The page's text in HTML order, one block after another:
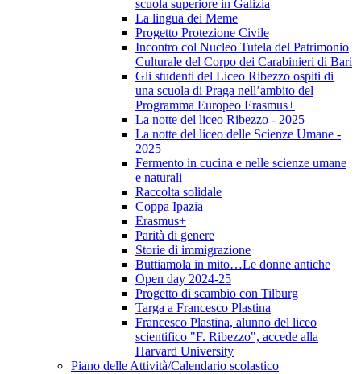
scuola superiore in Galizia
La lingua dei Meme
Progetto Protezione Civile
Incontro col Nucleo Tutela del Patrimonio
Culturale del Corpo dei Carabinieri di Bari
Gli studenti del Liceo Ribezzo ospiti di
una scuola di Praga nell’ambito del
Programma Europeo Erasmus+
La notte del liceo Ribezzo - 2025
La notte del liceo delle Scienze Umane -
2025
Fermento in cucina e nelle scienze umane
e naturali
Raccolta solidale
Coppa Ipazia
Erasmus+
Parità di genere
Storie di immigrazione
Buttiamola in mito…Le donne antiche
Open day 2024-25
Progetto di scambio con Tilburg
Targa a Francesco Plastina
Francesco Plastina, alunno del liceo
scientifico "F. Ribezzo", accede alla
Harvard University
Piano delle Attività/Calendario scolastico